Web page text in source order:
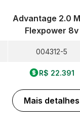
Advantage 2.0
Flexpower 8v
004312-5
R$ 22.391
Mais detalhes